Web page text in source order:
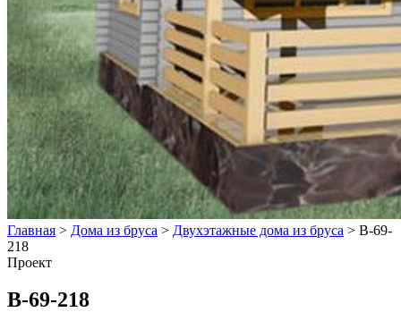
Главная > Дома из бруса > Двухэтажные дома из бруса > В-69-
218
Проект
В-69-218